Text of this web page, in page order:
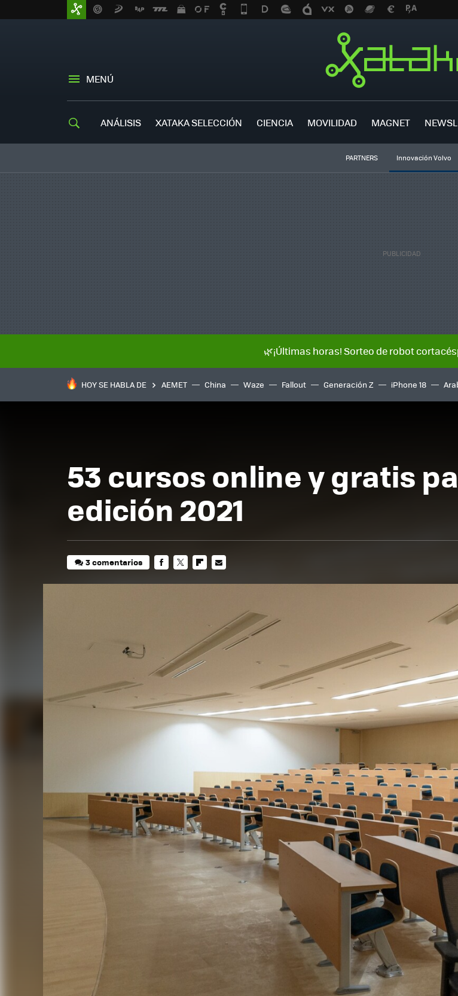
MENÚ
ANÁLISIS XATAKA SELECCIÓN CIENCIA MOVILIDAD MAGNET
PARTNERS Innovación Volvo
🌿¡Últimas horas! Sorteo de robot
HOY SE HABLA DE AEMET China Waze Fallout Generación Z iPhone 18
53 cursos online y gratis
edición 2021
3 comentarios